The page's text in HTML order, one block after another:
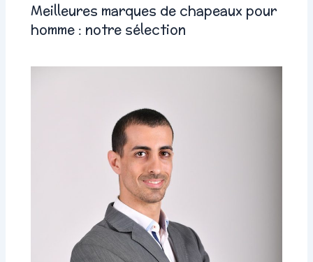
Meilleures marques de chapeaux pour
homme : notre sélection